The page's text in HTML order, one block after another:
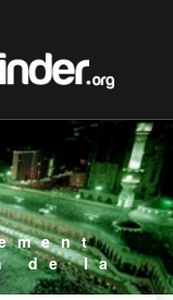
de la